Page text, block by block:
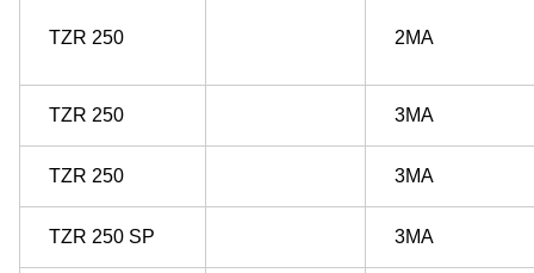
TZR 250 2MA
TZR 250 3MA
TZR 250 3MA
TZR 250 SP 3MA